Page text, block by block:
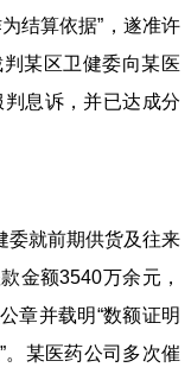
结算依据”，遂准许
某区卫健委向某医
息诉，并已达成分
就前期供货及往来
金额3540万余元，
章并载明“数额证明
某医药公司多次催